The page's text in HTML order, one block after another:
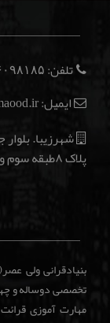
تلفن:
ایمیل: info@maood.ir
شهرزیبا.
پلاک ۸طبقه سوم واحد۲۰
بنیادقرانی ولی
تخصصی دوساله و
مهارت آموزی